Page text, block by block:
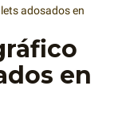
adosados en
en